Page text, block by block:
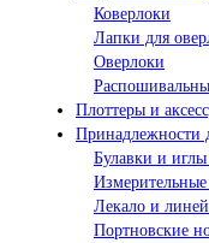
Коверлоки
Лапки для
Оверлоки
Плоттеры и
Принадлежности
Булавки и
Лекало и
Портновские